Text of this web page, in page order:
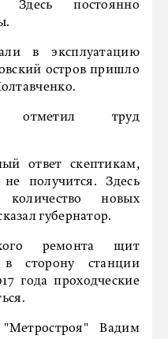
Здесь постоянно
в эксплуатацию
остров пришло
отметил труд
ответ скептикам,
получится. Здесь
новых
губернатор.
ремонта щит
в сторону станции
года проходческие
Вадим